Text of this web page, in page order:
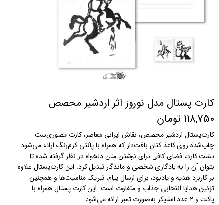
کارت پستال مدل نوروز اثر اردشیر محصص
۱۱۸,۷۵۰ تومان
کارت‌پستال اردشیر محصص، نقاش ایرانی معاصر، کارت مصوری‌ست
چاپ‌شده روی کاغذ کتان بافت‌دار که همراه با پاکتی کرم‌رنگ ارائه می‌شود.
پشت کارت فضای کافی برای نوشتن متن دلخواه در نظر گرفته شده تا
بتوان آن را به یادگاری شخصی و ماندگار تبدیل کرد. این کارت‌پستال علاوه
بر کاربرد هدیه و یادبود، برای ارسال پیام، تبریک مناسبت‌ها و همچنین
تزئین هدایا انتخابی جذاب و متفاوت است. این کارت پستال همراه با
پاکت و ۲ عدد استیکر به‌صورت تمبر ارائه می‌شود.